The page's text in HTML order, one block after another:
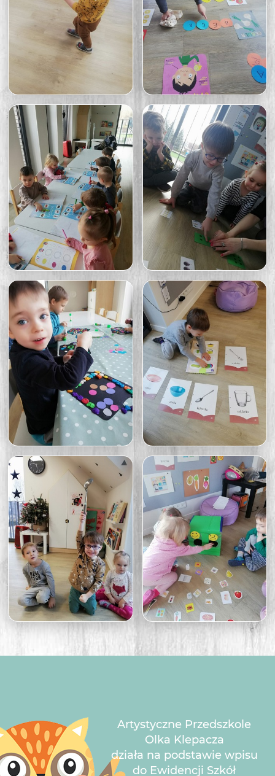
Artystyczne Przedszkole
Olka Klepacza
działa na podstawie wpisu
do Ewidencji Szkół